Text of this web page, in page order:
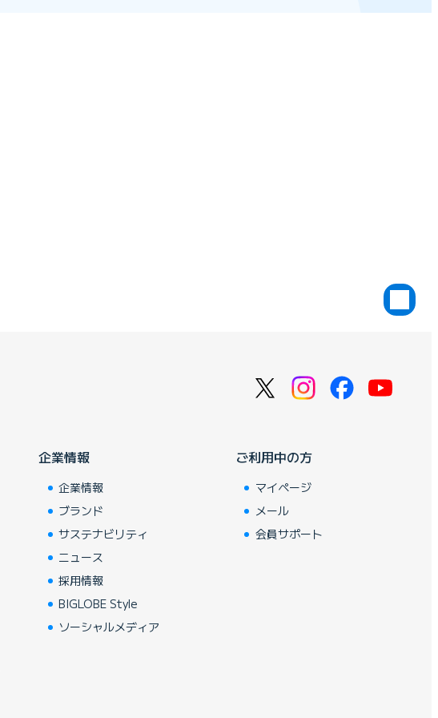
企業情報
企業情報
ブランド
サステナビリティ
ニュース
採用情報
BIGLOBE Style
ソーシャルメディア
ご利用中の方
マイページ
メール
会員サポート